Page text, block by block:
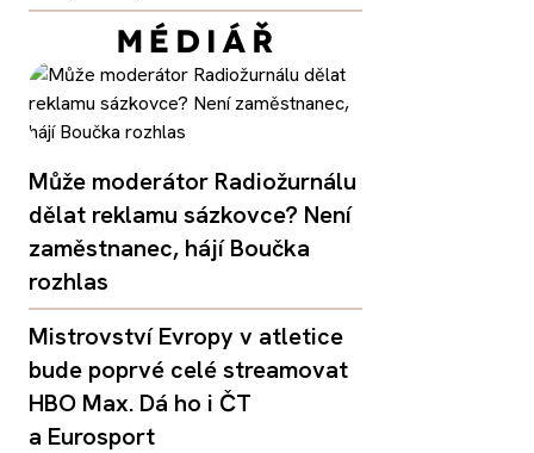
Může moderátor Radiožurnálu
dělat reklamu sázkovce? Není
zaměstnanec, hájí Boučka
rozhlas
Mistrovství Evropy v atletice
bude poprvé celé streamovat
HBO Max. Dá ho i ČT
a Eurosport